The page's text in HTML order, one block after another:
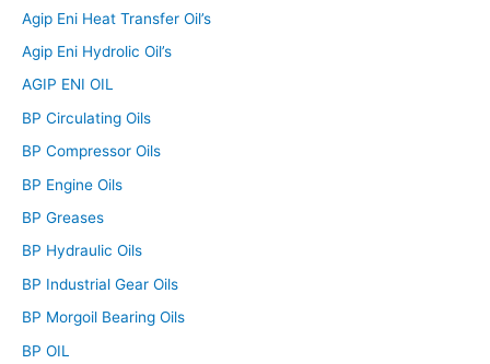
Agip Eni Heat Transfer Oil’s
Agip Eni Hydrolic Oil’s
AGIP ENI OIL
BP Circulating Oils
BP Compressor Oils
BP Engine Oils
BP Greases
BP Hydraulic Oils
BP Industrial Gear Oils
BP Morgoil Bearing Oils
BP OIL